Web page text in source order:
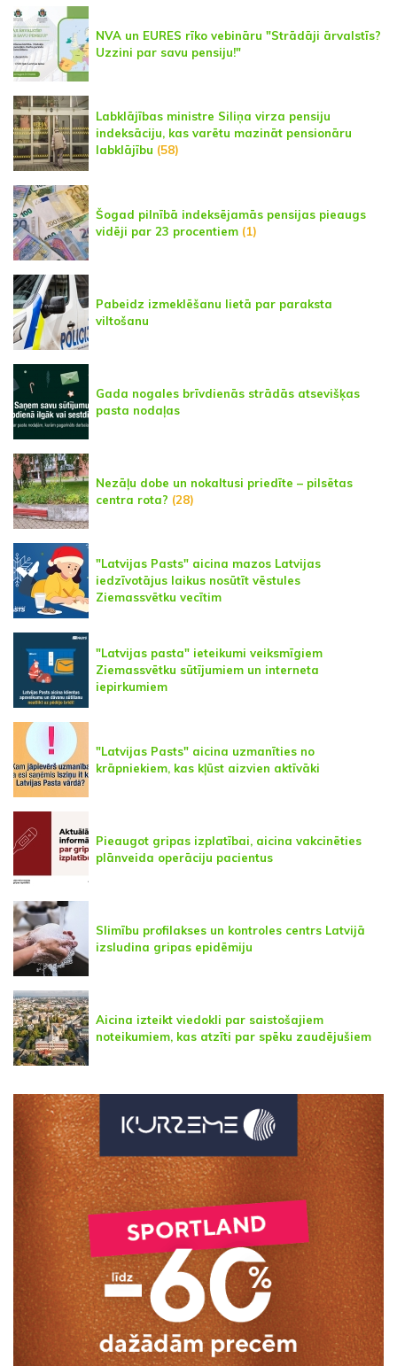
NVA un EURES rīko vebināru "Strādāji ārvalstīs?
Uzzini par savu pensiju!"
Labklājības ministre Siliņa virza pensiju
indeksāciju, kas varētu mazināt pensionāru
labklājību (58)
Šogad pilnībā indeksējamās pensijas pieaugs
vidēji par 23 procentiem (1)
Pabeidz izmeklēšanu lietā par paraksta
viltošanu
Gada nogales brīvdienās strādās atsevišķas
pasta nodaļas
Nezāļu dobe un nokaltusi priedīte – pilsētas
centra rota? (28)
"Latvijas Pasts" aicina mazos Latvijas
iedzīvotājus laikus nosūtīt vēstules
Ziemassvētku vecītim
"Latvijas pasta" ieteikumi veiksmīgiem
Ziemassvētku sūtījumiem un interneta
iepirkumiem
"Latvijas Pasts" aicina uzmanīties no
krāpniekiem, kas kļūst aizvien aktīvāki
Pieaugot gripas izplatībai, aicina vakcinēties
plānveida operāciju pacientus
Slimību profilakses un kontroles centrs Latvijā
izsludina gripas epidēmiju
Aicina izteikt viedokli par saistošajiem
noteikumiem, kas atzīti par spēku zaudējušiem